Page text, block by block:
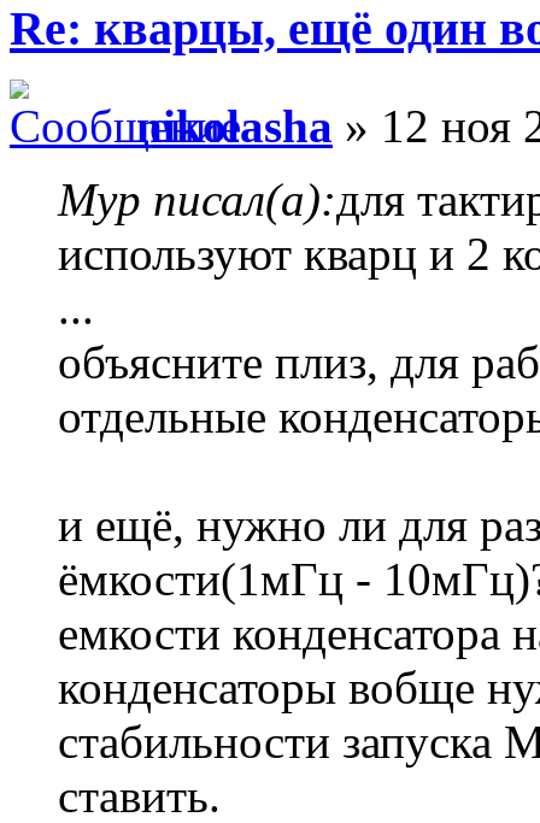
Re: кварцы, ещё один
nikolasha » 12 ноя
Myp писал(а):для
используют кварц и 2
...
объясните плиз, для
отдельные
и ещё, нужно ли для
ёмкости(1мГц -
емкости конденсатора
конденсаторы вобще
стабильности
ставить.